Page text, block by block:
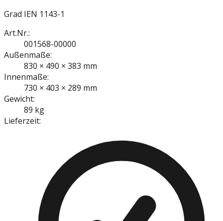
Grad IEN 1143-1
Art.Nr.:
001568-00000
Außenmaße:
830 × 490 × 383 mm
Innenmaße:
730 × 403 × 289 mm
Gewicht:
89 kg
Lieferzeit: